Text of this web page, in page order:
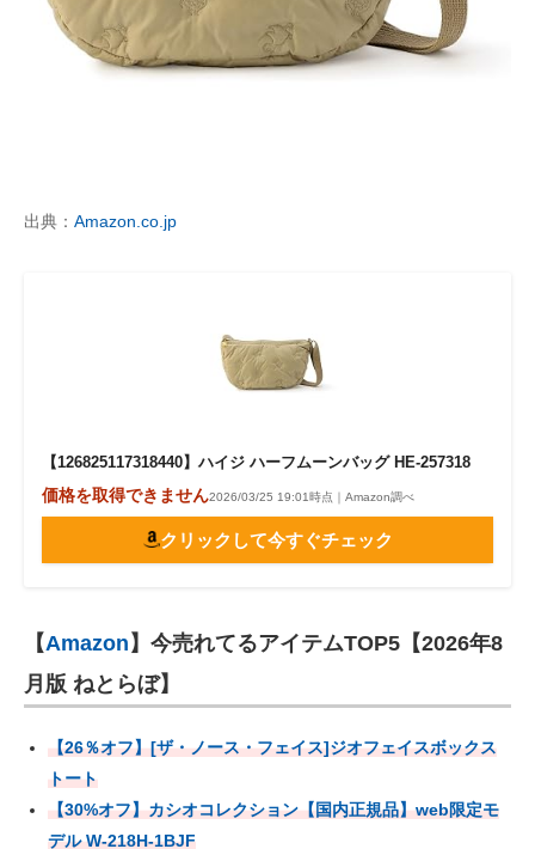
出典： Amazon.co.jp
【126825117318440】ハイジ ハーフムーンバッグ HE-257318
価格を取得できません2026/03/25 19:01時点｜Amazon調べ
クリックして今すぐチェック
【Amazon 】今売れてるアイテムTOP5【2026年8
月版 ねとらぼ】
【26％オフ】[ザ・ノース・フェイス]ジオフェイスボックス
トート
【30%オフ】カシオコレクション【国内正規品】web限定モ
デル W-218H-1BJF